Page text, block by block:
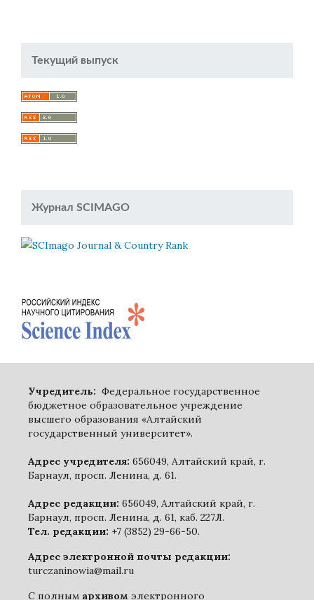
Текущий выпуск
Журнал SCIMAGO
Учредитель: Федеральное государственное
бюджетное образовательное учреждение
высшего образования «Алтайский
государственный университет».
Адрес учредителя: 656049, Алтайский край, г.
Барнаул, просп. Ленина, д. 61.
Адрес редакции: 656049, Алтайский край, г.
Барнаул, просп. Ленина, д. 61, каб. 227Л.
Тел. редакции: +7 (3852) 29-66-50.
Адрес электронной почты редакции:
turczaninowia@mail.ru
С полным архивом электронного